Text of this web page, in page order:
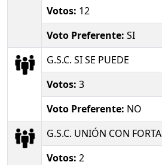
Votos: 12
Voto Preferente: SI
G.S.C. SI SE PUEDE
Votos: 3
Voto Preferente: NO
G.S.C. UNIÓN CON
Votos: 2